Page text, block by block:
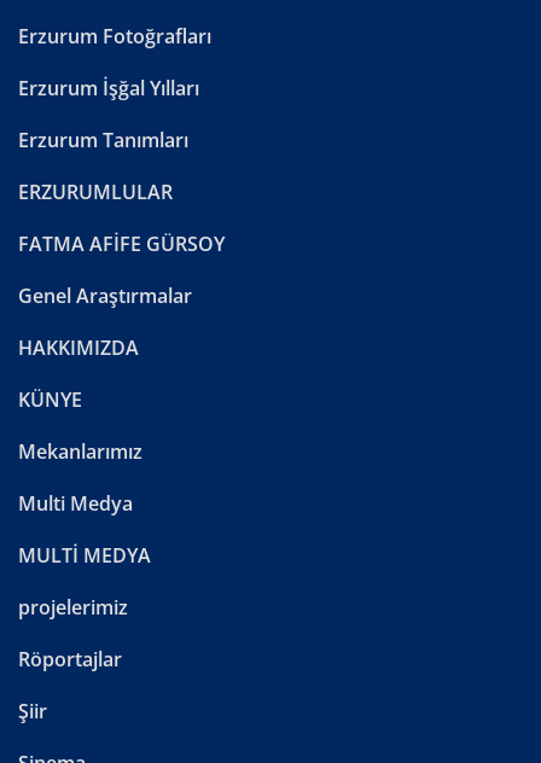
Erzurum Fotoğrafları
Erzurum İşğal Yılları
Erzurum Tanımları
ERZURUMLULAR
FATMA AFİFE GÜRSOY
Genel Araştırmalar
HAKKIMIZDA
KÜNYE
Mekanlarımız
Multi Medya
MULTİ MEDYA
projelerimiz
Röportajlar
Şiir